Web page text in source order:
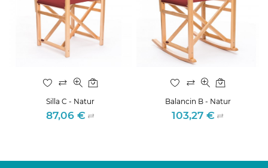
Silla C - Natur
Precio
87,06 €
Balancin B - Natur
Precio
103,27 €